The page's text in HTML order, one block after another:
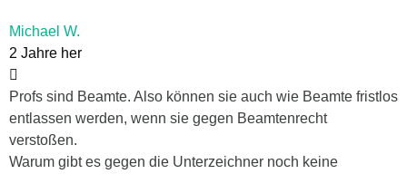
Michael W.
2 Jahre her
Profs sind Beamte. Also können sie auch wie Beamte fristlos
entlassen werden, wenn sie gegen Beamtenrecht
verstoßen.
Warum gibt es gegen die Unterzeichner noch keine